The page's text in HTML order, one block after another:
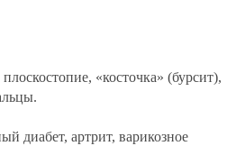
«косточка» (бурсит),
диабет, артрит, варикозное